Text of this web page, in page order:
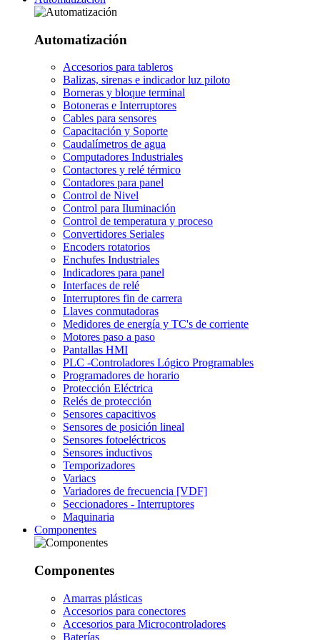
Automatización
Accesorios para tableros
Balizas, sirenas e indicador luz piloto
Borneras y bloque terminal
Botoneras e Interruptores
Cables para sensores
Capacitación y Soporte
Caudalímetros de agua
Computadores Industriales
Contactores y relé térmico
Contadores para panel
Control de Nivel
Control para Iluminación
Control de temperatura y proceso
Convertidores Seriales
Encoders rotatorios
Enchufes Industriales
Indicadores para panel
Interfaces de relé
Interruptores fin de carrera
Llaves conmutadoras
Medidores de energía y TC's de corriente
Motores paso a paso
Pantallas HMI
PLC -Controladores Lógico Programables
Programadores de horario
Protección Eléctrica
Relés de protección
Sensores capacitivos
Sensores de posición lineal
Sensores fotoeléctricos
Sensores inductivos
Temporizadores
Variacs
Variadores de frecuencia [VDF]
Seccionadores - Interruptores
Maquinaria
Componentes
Componentes
Amarras plásticas
Accesorios para conectores
Accesorios para Microcontroladores
Baterías